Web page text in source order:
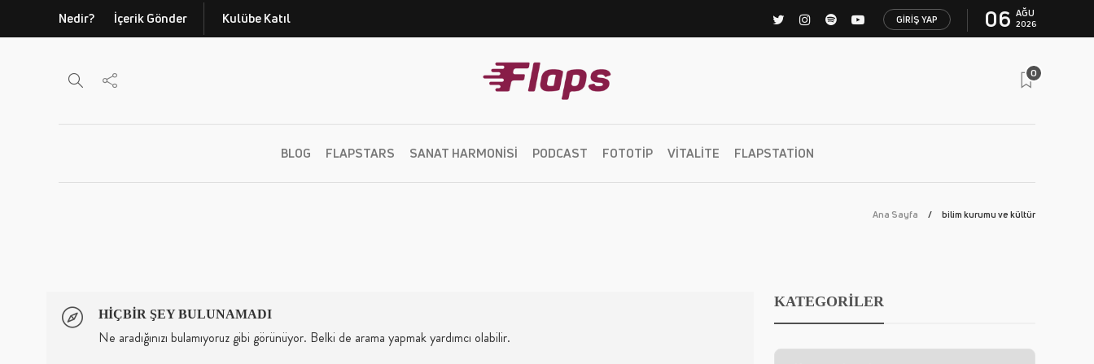
Nedir? İçerik Gönder Kulübe Katıl GIRIŞ YAP 06 AĞU
2026
0
BLOG FLAPSTARS SANAT HARMONISI PODCAST FOTOTIP VITALITE FLAPSTATION
Ana Sayfa bilim kurumu ve kültür
HIÇBIR ŞEY BULUNAMADI
Ne aradığınızı bulamıyoruz gibi görünüyor. Belki de arama yapmak yardımcı olabilir.
KATEGORİLER